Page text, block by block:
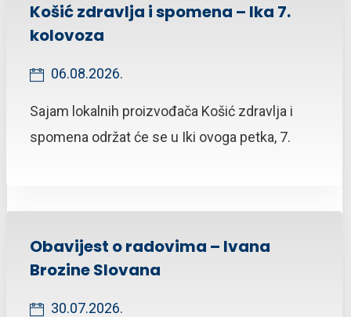
Košić zdravlja i spomena – Ika 7.
kolovoza
06.08.2026.
Sajam lokalnih proizvođača Košić zdravlja i
spomena održat će se u Iki ovoga petka, 7.
Obavijest o radovima – Ivana
Brozine Slovana
30.07.2026.